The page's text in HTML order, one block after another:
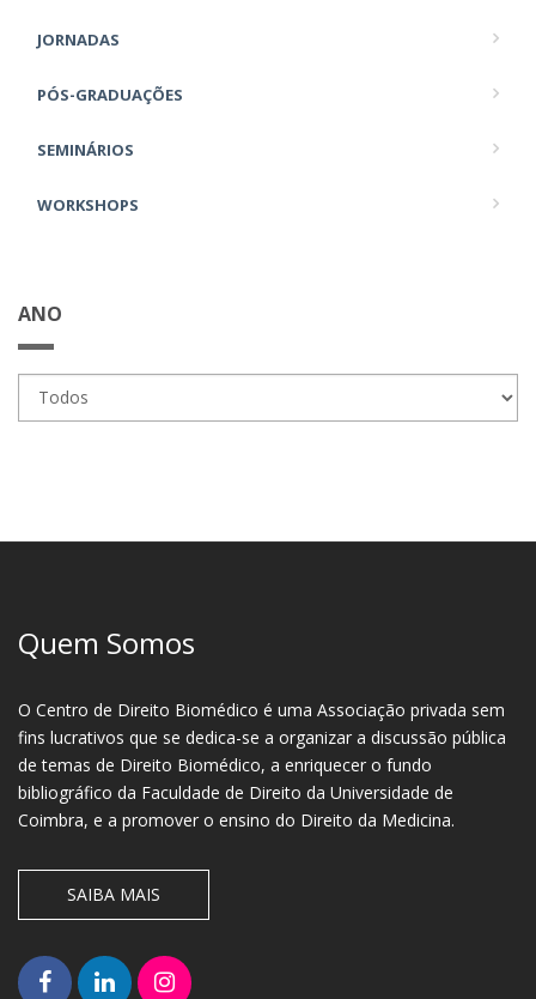
JORNADAS
PÓS-GRADUAÇÕES
SEMINÁRIOS
WORKSHOPS
ANO
Quem Somos
O Centro de Direito Biomédico é uma Associação privada sem
fins lucrativos que se dedica-se a organizar a discussão pública
de temas de Direito Biomédico, a enriquecer o fundo
bibliográfico da Faculdade de Direito da Universidade de
Coimbra, e a promover o ensino do Direito da Medicina.
SAIBA MAIS